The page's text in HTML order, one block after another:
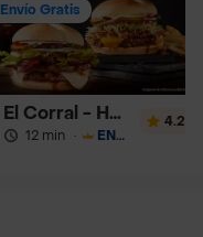
Envío Gratis
El Corral - Hamburguesa
12 min · ENVÍO GRATIS
4.2